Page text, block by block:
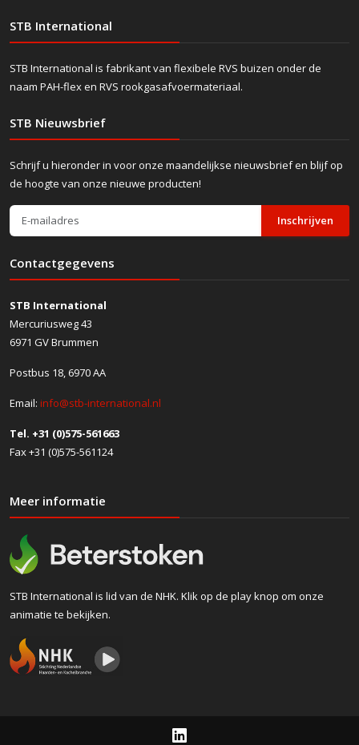
STB International
STB International is fabrikant van flexibele RVS buizen onder de
naam PAH-flex en RVS rookgasafvoermateriaal.
STB Nieuwsbrief
Schrijf u hieronder in voor onze maandelijkse nieuwsbrief en blijf op
de hoogte van onze nieuwe producten!
Inschrijven
Contactgegevens
STB International
Mercuriusweg 43
6971 GV Brummen
Postbus 18, 6970 AA
Email: info@stb-international.nl
Tel. +31 (0)575-561663
Fax +31 (0)575-561124
Meer informatie
STB International is lid van de NHK. Klik op de play knop om onze
animatie te bekijken.